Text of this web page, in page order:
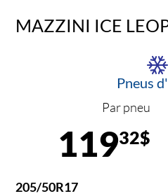
MAZZINI ICE
Pneus
Par pneu
11932$
205/50R17